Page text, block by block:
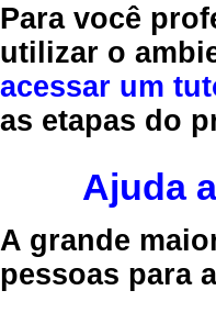
Para você
utilizar o
acessar um
as etapas do
Ajuda
A grande
pessoas para